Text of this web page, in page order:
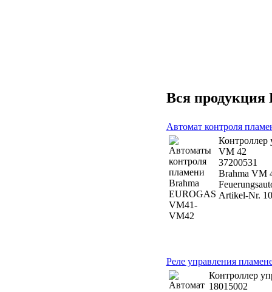
Вся продукция
Автомат контроля
Контроллер
VM 42
37200531
Brahma VM
Artikel-Nr.
Реле управления
Контроллер
18015002